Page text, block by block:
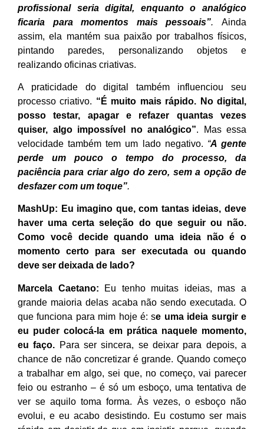
profissional seria digital, enquanto o analógico
ficaria para momentos mais pessoais”.Ainda
assim, ela mantém sua paixão por trabalhos físicos,
pintando paredes, personalizando objetos e
realizando oficinas criativas.
A praticidade do digital também influenciou seu
processo criativo. “É muito mais rápido. No digital,
posso testar, apagar e refazer quantas vezes
quiser, algo impossível no analógico”. Mas essa
velocidade também tem um lado negativo. “A gente
perde um pouco o tempo do processo, da
paciência para criar algo do zero, sem a opção de
desfazer com um toque”.
MashUp: Eu imagino que, com tantas ideias, deve
haver uma certa seleção do que seguir ou não.
Como você decide quando uma ideia não é o
momento certo para ser executada ou quando
deve ser deixada de lado?
Marcela Caetano: Eu tenho muitas ideias, mas a
grande maioria delas acaba não sendo executada. O
que funciona para mim hoje é: se uma ideia surgir e
eu puder colocá-la em prática naquele momento,
eu faço. Para ser sincera, se deixar para depois, a
chance de não concretizar é grande. Quando começo
a trabalhar em algo, sei que, no começo, vai parecer
feio ou estranho – é só um esboço, uma tentativa de
ver se aquilo toma forma. Às vezes, o esboço não
evolui, e eu acabo desistindo. Eu costumo ser mais